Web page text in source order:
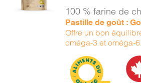
/
100 % farine de
Pastille de goût :
Offre un bon
oméga-3 et oméga-6.